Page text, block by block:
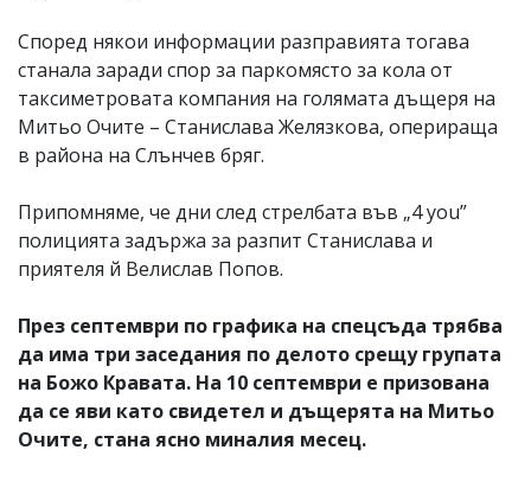
Според някои информации разправията тогава
станала заради спор за паркомясто за кола от
таксиметровата компания на голямата дъщеря на
Митьо Очите – Станислава Желязкова, оперираща
в района на Слънчев бряг.
Припомняме, че дни след стрелбата във „4 you”
полицията задържа за разпит Станислава и
приятеля й Велислав Попов.
През септември по графика на спецсъда трябва
да има три заседания по делото срещу групата
на Божо Кравата. На 10 септември е призована
да се яви като свидетел и дъщерята на Митьо
Очите, стана ясно миналия месец.